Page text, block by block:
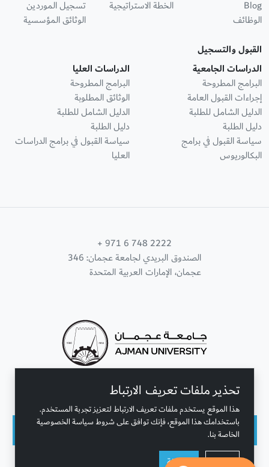
تحذير ملفات تعريف الارتباط
هذا الموقع يستخدم ملفات تعريف الارتباط لتعزيز تجربة المستخدم.
باستخدامك هذا الموقع، فإنك توافق على شروط سياسة الخصوصية
الخاصة بنا.
رفض موافقة
Blog
الوظائف
الخطة الاستراتيجية
تسجيل الموردين
الوثائق المؤسسية
القبول والتسجيل
الدراسات الجامعية
البرامج المطروحة
إجراءات القبول العامة
الدليل الشامل للطلبة
دليل الطلبة
سياسة القبول في برامج
البكالوريوس
الدراسات العليا
البرامج المطروحة
الوثائق المطلوبة
الدليل الشامل للطلبة
دليل الطلبة
سياسة القبول في برامج الدراسات
العليا
+ 971 6 748 2222
الصندوق البريدي لجامعة عجمان: 346
عجمان، الإمارات العربية المتحدة
تواصل معنا
حقوق النشر محفوظة © جامعة عجمان 2001 - 2026